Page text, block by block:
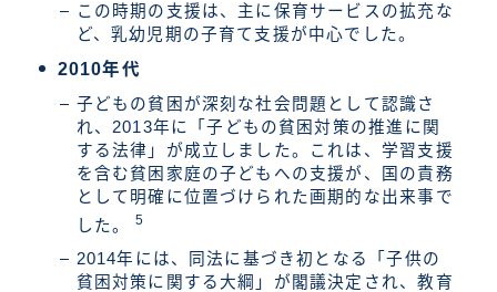
この時期の支援は、主に保育サービスの拡充な
ど、乳幼児期の子育て支援が中心でした。
2010年代
子どもの貧困が深刻な社会問題として認識さ
れ、2013年に「子どもの貧困対策の推進に関
する法律」が成立しました。これは、学習支援
を含む貧困家庭の子どもへの支援が、国の責務
として明確に位置づけられた画期的な出来事で
した。5
2014年には、同法に基づき初となる「子供の
貧困対策に関する大綱」が閣議決定され、教育